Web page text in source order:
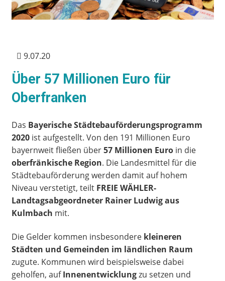
9.07.20
Über 57 Millionen Euro für
Oberfranken
Das Bayerische Städtebauförderungsprogramm
2020ist aufgestellt. Von den 191 Millionen Euro
bayernweit fließen über57 Millionen Euroin die
oberfränkische Region. Die Landesmittel für die
Städtebauförderung werden damit auf hohem
Niveau verstetigt, teilt FREIE WÄHLER-
Landtagsabgeordneter Rainer Ludwig aus
Kulmbach mit.
Die Gelder kommen insbesondere kleineren
Städten und Gemeinden im ländlichen Raum
zugute. Kommunen wird beispielsweise dabei
geholfen, aufInnenentwicklungzu setzen und